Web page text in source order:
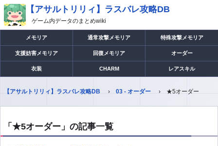
【アサルトリリィ】ラスバレ攻略DB
ゲーム内データのまとめwiki
メモリア 通常攻撃メモリア 特殊攻撃メモリア
支援妨害メモリア 回復メモリア オーダー
衣装 CHARM レアスキル
【アサルトリリィ】ラスバレ攻略DB 03 - オーダー ★5オーダー
「★5オーダー」の記事一覧